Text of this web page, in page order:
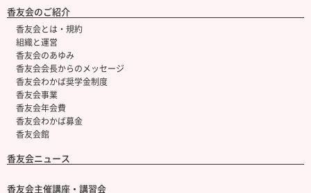
香友会のご紹介
香友会とは・規約
組織と運営
香友会のあゆみ
香友会会長からのメッセージ
香友会わかば奨学金制度
香友会事業
香友会年会費
香友会わかば募金
香友会館
香友会ニュース
香友会主催講座・講習会